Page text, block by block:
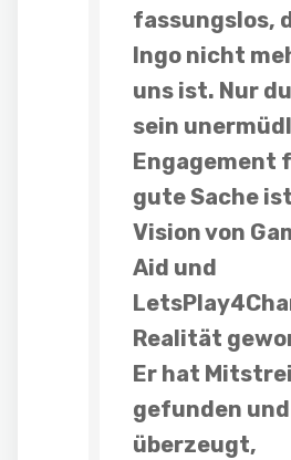
fassungslos,
Ingo nicht
uns ist. Nur
sein
Engagement
gute Sache
Vision von
Aid und
Realität
Er hat
gefunden und
überzeugt,